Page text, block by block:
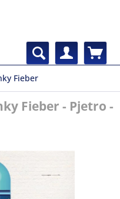
Fieber
Fieber - Pjetro -